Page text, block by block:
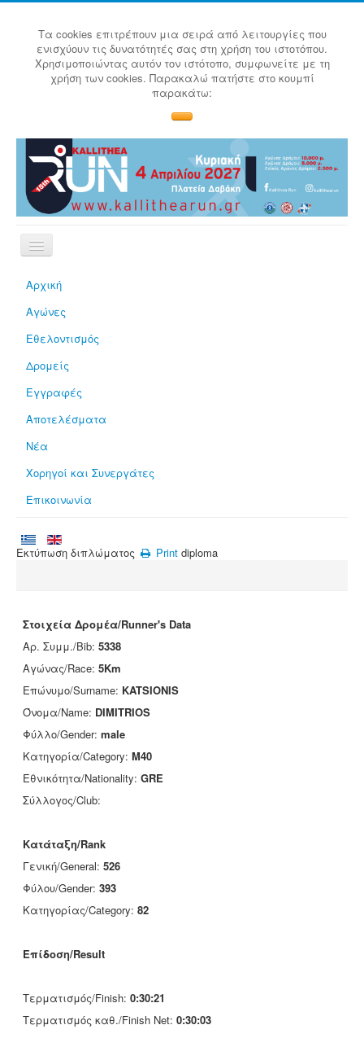
Τα cookies επιτρέπουν μια σειρά από λειτουργίες που
ενισχύουν τις δυνατότητές σας στη χρήση του ιστοτόπου.
Χρησιμοποιώντας αυτόν τον ιστότοπο, συμφωνείτε με τη
χρήση των cookies. Παρακαλώ πατήστε στο κουμπί
παρακάτω:
Αρχική
Αγώνες
Εθελοντισμός
Δρομείς
Εγγραφές
Αποτελέσματα
Νέα
Χορηγοί και Συνεργάτες
Επικοινωνία
Εκτύπωση διπλώματος Print diploma
Στοιχεία Δρομέα/Runner's Data
Αρ. Συμμ./Bib: 5338
Αγώνας/Race: 5Km
Επώνυμο/Surname: KATSIONIS
Όνομα/Name: DIMITRIOS
Φύλλο/Gender: male
Κατηγορία/Category: M40
Εθνικότητα/Nationality: GRE
Σύλλογος/Club:
Κατάταξη/Rank
Γενική/General: 526
Φύλου/Gender: 393
Κατηγορίας/Category: 82
Επίδοση/Result
Τερματισμός/Finish: 0:30:21
Τερματισμός καθ./Finish Net: 0:30:03